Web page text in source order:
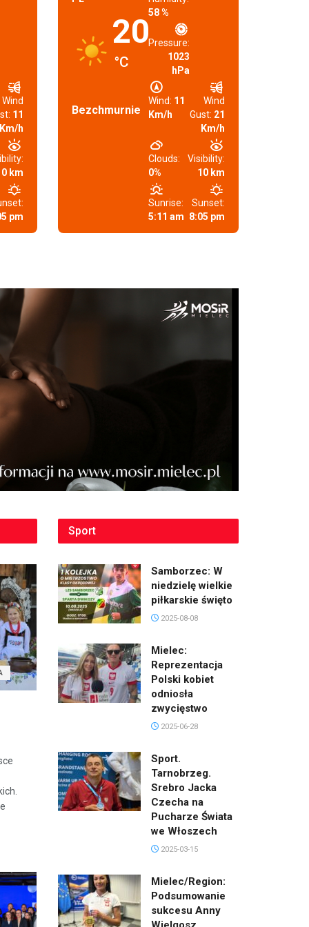
Wind
11
Km/h
km
pm
20
°C
Bezchmurnie
58 %
Pressure:
1023
hPa
Wind: 11
Km/h
Wind
Gust: 21
Km/h
Clouds:
0%
Visibility:
10 km
Sunrise:
5:11 am
Sunset:
8:05 pm
Sport
Samborzec: W
niedzielę wielkie
piłkarskie święto
2025-08-08
Mielec:
Reprezentacja
Polski kobiet
odniosła
zwycięstwo
2025-06-28
Sport.
Tarnobrzeg.
Srebro Jacka
Czecha na
Pucharze Świata
we Włoszech
2025-03-15
Mielec/Region:
Podsumowanie
sukcesu Anny